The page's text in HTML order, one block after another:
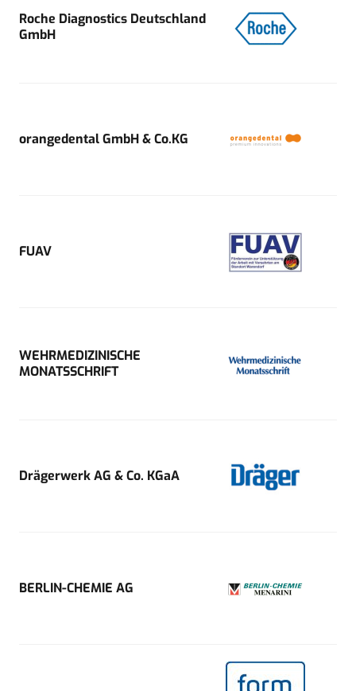
Roche Diagnostics Deutschland
GmbH
orangedental GmbH & Co.KG
FUAV
WEHRMEDIZINISCHE
MONATSSCHRIFT
Drägerwerk AG & Co. KGaA
BERLIN-CHEMIE AG